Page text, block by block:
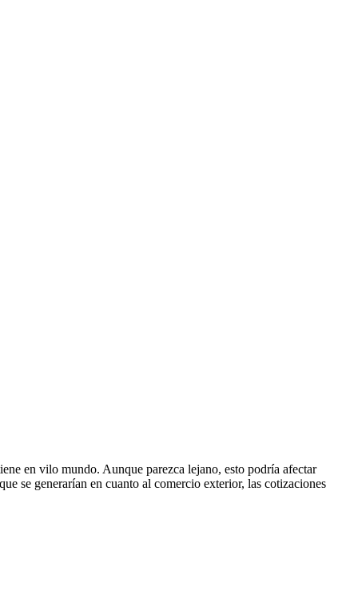
en vilo mundo. Aunque parezca lejano, esto podría afectar
se generarían en cuanto al comercio exterior, las cotizaciones